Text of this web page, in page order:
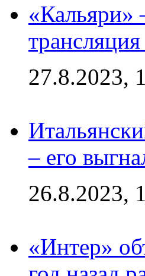
«Кальяри»
27.8.2023,
– его
26.8.2023,
«Интер»